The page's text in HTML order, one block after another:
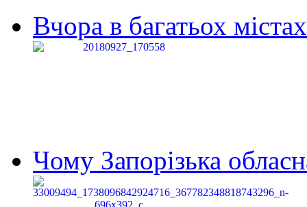
Вчора в багатьох
Чому Запорізька